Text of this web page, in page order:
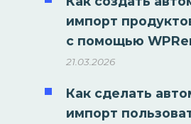
импорт
с помощью
21.03.2026
Как сделать
импорт